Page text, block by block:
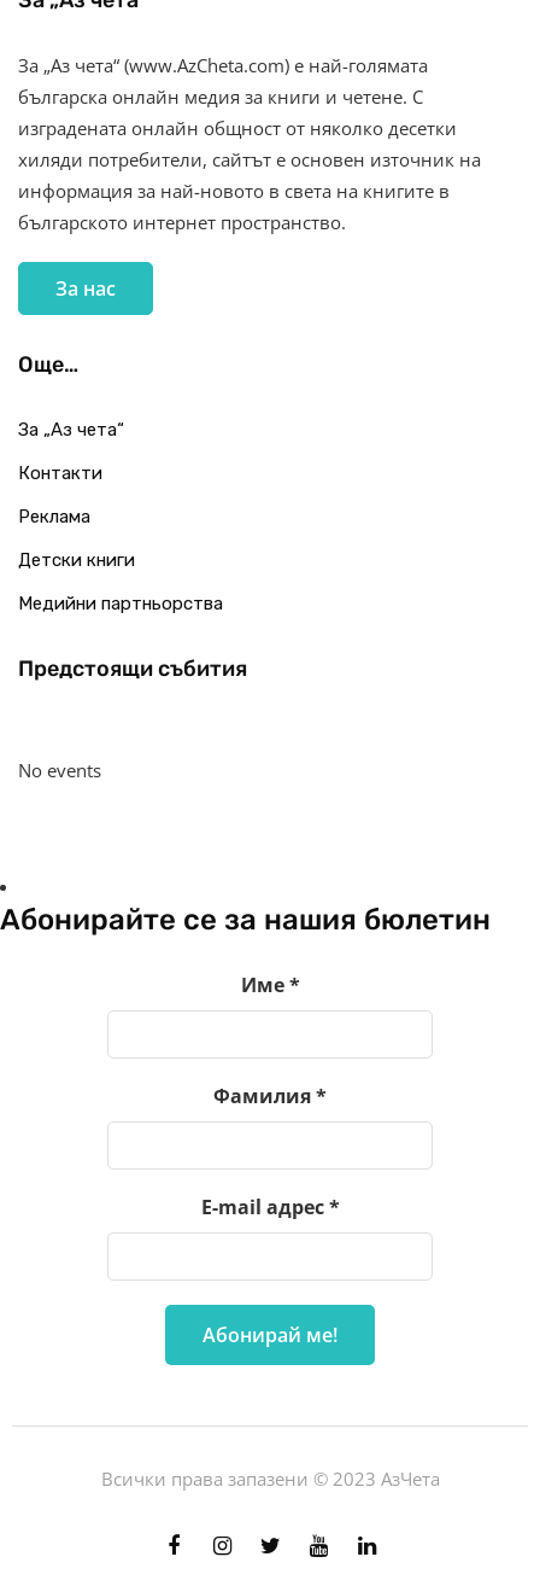
За „Аз чета“ (www.AzCheta.com) е най-голямата
българска онлайн медия за книги и четене. С
изградената онлайн общност от няколко десетки
хиляди потребители, сайтът е основен източник на
информация за най-новото в света на книгите в
българското интернет пространство.
За нас
Още…
За „Аз чета“
Контакти
Реклама
Детски книги
Медийни партньорства
Предстоящи събития
No events
Абонирайте се за нашия бюлетин
Име*
Фамилия*
E-mail адрес*
Всички права запазени © 2023 АзЧета